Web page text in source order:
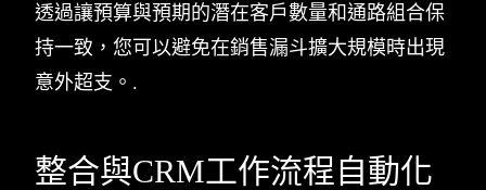
透過讓預算與預期的潛在客戶數量和通路組合保
持一致，您可以避免在銷售漏斗擴大規模時出現
意外超支。.
整合與CRM工作流程自動化